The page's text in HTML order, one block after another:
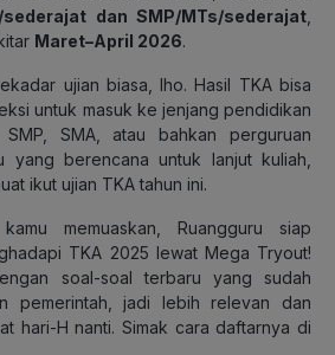
sederajat dan SMP/MTs/sederajat
Maret–April 2026.
ujian biasa, lho. Hasil TKA bisa
untuk masuk ke jenjang pendidikan
SMP, SMA, atau bahkan perguruan
yang berencana untuk lanjut kuliah,
ikut ujian TKA tahun ini.
memuaskan, Ruangguru siap
TKA 2025 lewat Mega Tryout!
soal-soal terbaru yang sudah
pemerintah, jadi lebih relevan dan
hari-H nanti. Simak cara daftarnya di